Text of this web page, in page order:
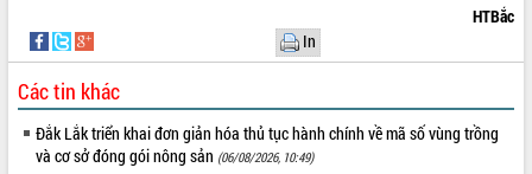
HTBắc
In
Các tin khác
Đắk Lắk triển khai đơn giản hóa thủ tục hành chính về mã số vùng trồng
và cơ sở đóng gói nông sản (06/08/2026, 10:49)